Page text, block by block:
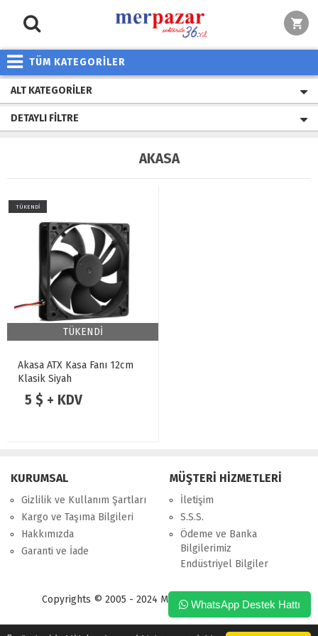
TÜM KATEGORİLER
ALT KATEGORILER
DETAYLI FILTRE
AKASA
TÜKENDİ
TÜKENDİ
Akasa ATX Kasa Fanı 12cm
Klasik Siyah
5 $ + KDV
KURUMSAL
Gizlilik ve Kullanım Şartları
Kargo ve Taşıma Bilgileri
Hakkımızda
Garanti ve İade
MÜŞTERİ HİZMETLERİ
İletişim
S.S.S.
Ödeme ve Banka
Bilgilerimiz
Endüstriyel Bilgiler
Copyrights © 2005 - 2024 Merpa Bilgi İşlem Ltd. Şti.
WhatsApp Destek Hattı